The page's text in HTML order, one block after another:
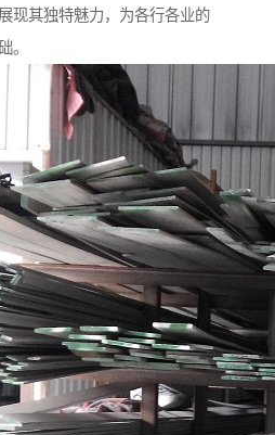
现其独特魅力，为各行各业的
。